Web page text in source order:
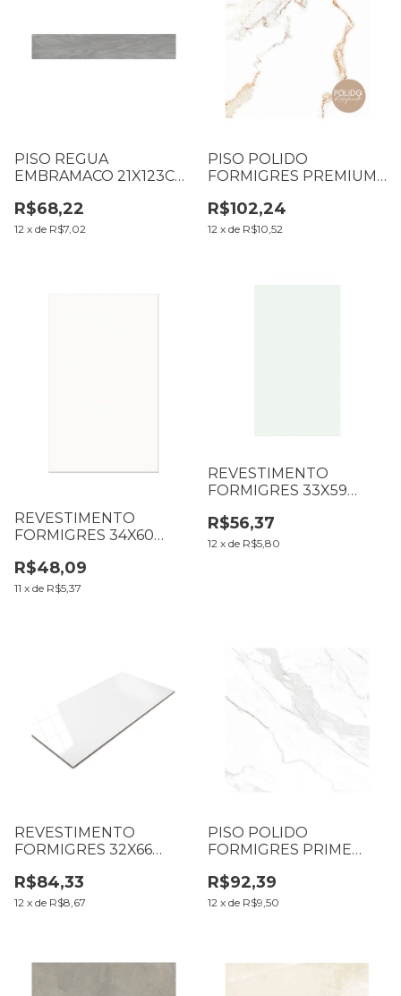
PISO REGUA
EMBRAMACO 21X123CM
RT11026 CX1,80M2 (B6
T71 L0018)
R$68,22
12 x de R$7,02
PISO POLIDO
FORMIGRES PREMIUM
CX2,18M2 (B1 T76 L76)
R$102,24
12 x de R$10,52
REVESTIMENTO
FORMIGRES 34X60
(B12 T126 L126)
R$48,09
11 x de R$5,37
REVESTIMENTO
FORMIGRES 33X59
ACETINADO CX2,02M2
(B1 T77 L77)
R$56,37
12 x de R$5,80
REVESTIMENTO
FORMIGRES 32X66
POLIDO CX1,69M2 (B01
T049 L049)
R$84,33
12 x de R$8,67
PISO POLIDO
FORMIGRES PRIME
CX1,97M2 (B1 T42 L42)
R$92,39
12 x de R$9,50